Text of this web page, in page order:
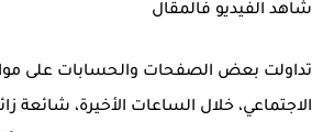
شاهد الفيديو فالمقال
تداولت بعض الصفحات والحسابات على
الاجتماعي، خلال الساعات الأخيرة، شائعة